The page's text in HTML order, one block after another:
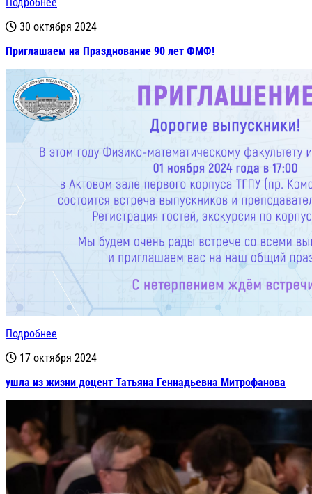
30 октября 2024
Приглашаем на Празднование 90 лет ФМФ!
Подробнее
17 октября 2024
ушла из жизни доцент Татьяна Геннадьевна Митрофанова